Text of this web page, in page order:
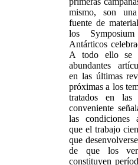
mismo, son una
fuente de
los
Antárticos
A todo ello se
abundantes
en las últimas
próximas a los
tratados en las
conveniente
las condiciones
que el trabajo
que
de que los
constituyen